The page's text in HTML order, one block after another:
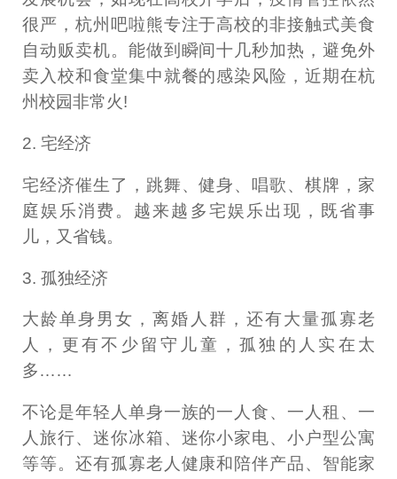
很严，杭州吧啦熊专注于高校的非接触式美食
自动贩卖机。能做到瞬间十几秒加热，避免外
卖入校和食堂集中就餐的感染风险，近期在杭
州校园非常火!
2. 宅经济
宅经济催生了，跳舞、健身、唱歌、棋牌，家
庭娱乐消费。越来越多宅娱乐出现，既省事
儿，又省钱。
3. 孤独经济
大龄单身男女，离婚人群，还有大量孤寡老
人，更有不少留守儿童，孤独的人实在太
多……
不论是年轻人单身一族的一人食、一人租、一
人旅行、迷你冰箱、迷你小家电、小户型公寓
等等。还有孤寡老人健康和陪伴产品、智能家